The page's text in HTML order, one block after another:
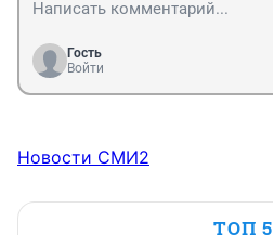
Гость
Войти
Новости СМИ2
ТОП 5